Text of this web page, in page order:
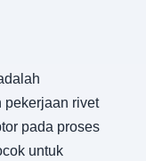
pekerjaan rivet
pada proses
untuk